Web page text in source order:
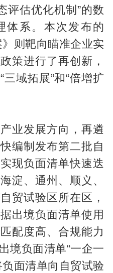
评估优化机制”的数
体系。本次发布的
》则靶向瞄准企业实
策进行了再创新，
域拓展”和“倍增扩
业发展方向，再遴
编制发布第二批自
现负面清单快速迭
淀、通州、顺义、
贸试验区所在区，
出境负面清单使用
配度高、合规能力
境负面清单“一企一
面清单向自贸试验